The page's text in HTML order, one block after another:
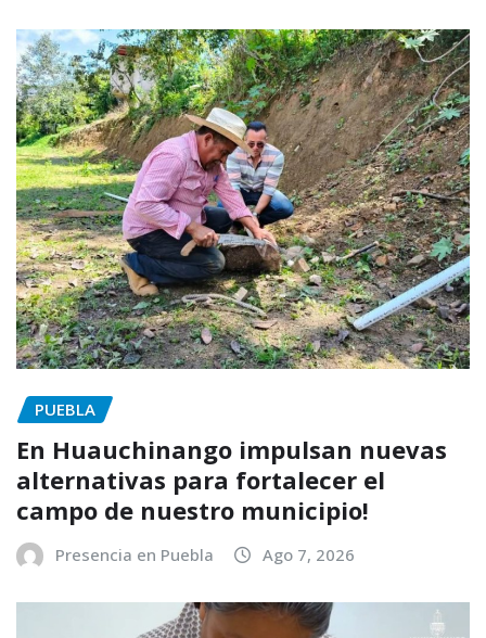
PUEBLA
En Huauchinango impulsan nuevas
alternativas para fortalecer el
campo de nuestro municipio!
Presencia en Puebla Ago 7, 2026